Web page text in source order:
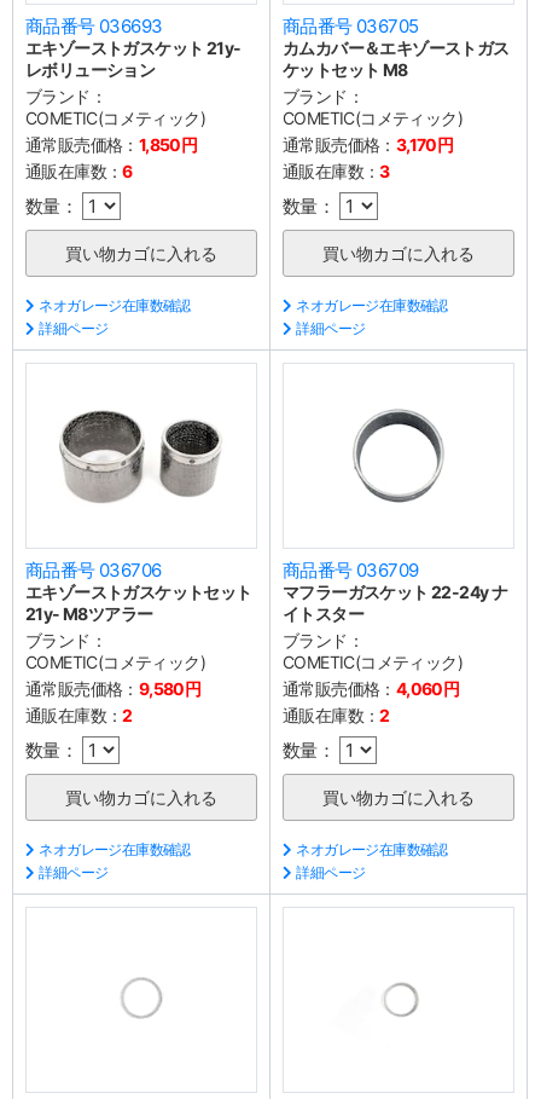
商品番号 036693
エキゾーストガスケット 21y-
レボリューション
ブランド：
COMETIC(コメティック)
通常販売価格： 1,850円
通販在庫数：6
数量：
ネオガレージ在庫数確認
詳細ページ
商品番号 036705
カムカバー＆エキゾーストガス
ケットセット M8
ブランド：
COMETIC(コメティック)
通常販売価格： 3,170円
通販在庫数：3
数量：
ネオガレージ在庫数確認
詳細ページ
商品番号 036706
エキゾーストガスケットセット
21y- M8ツアラー
ブランド：
COMETIC(コメティック)
通常販売価格： 9,580円
通販在庫数：2
数量：
ネオガレージ在庫数確認
詳細ページ
商品番号 036709
マフラーガスケット 22-24y ナ
イトスター
ブランド：
COMETIC(コメティック)
通常販売価格： 4,060円
通販在庫数：2
数量：
ネオガレージ在庫数確認
詳細ページ